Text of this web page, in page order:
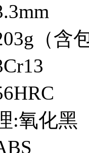
（含
:氧化黑